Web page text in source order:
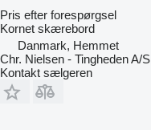
Pris efter forespørgsel
Kornet skærebord
Danmark, Hemmet
Chr. Nielsen - Tingheden A/S
Kontakt sælgeren